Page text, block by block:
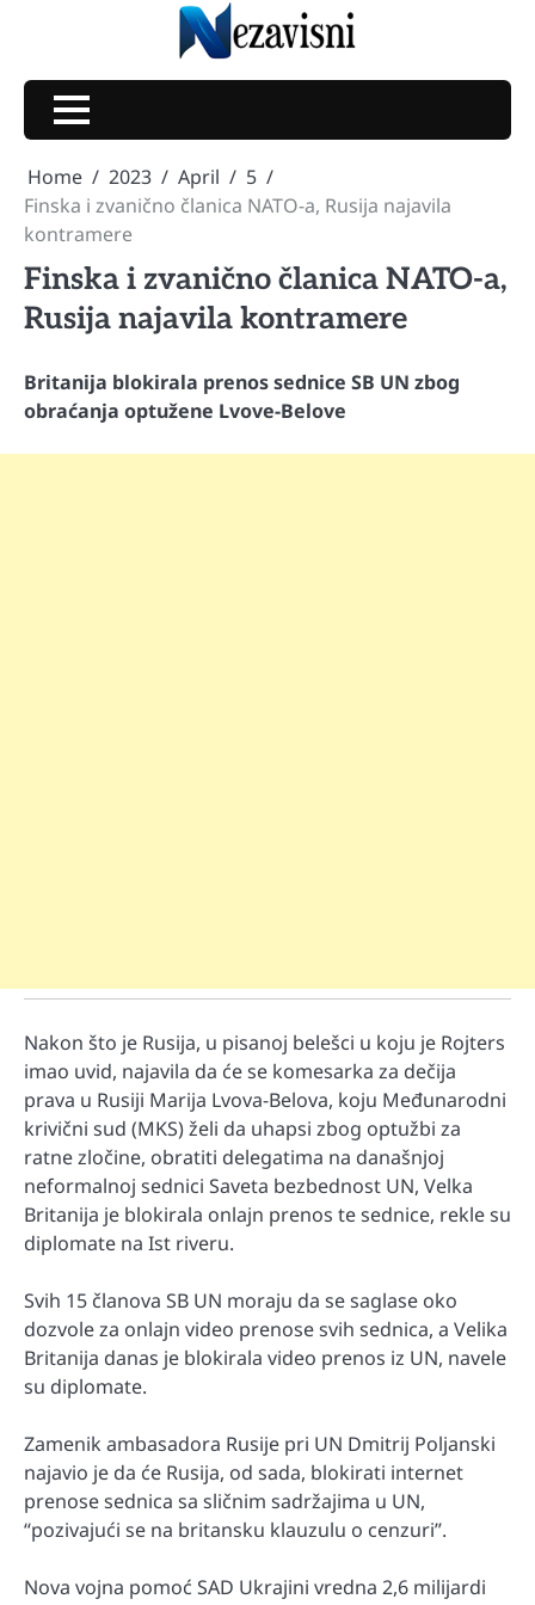
Home 2023 April
5
Finska i zvanično članica NATO-a, Rusija najavila
kontramere
Finska i zvanično članica NATO-a,
Rusija najavila kontramere
Britanija blokirala prenos sednice SB UN zbog
obraćanja optužene Lvove-Belove
Nakon što je Rusija, u pisanoj belešci u koju je Rojters
imao uvid, najavila da će se komesarka za dečija
prava u Rusiji Marija Lvova-Belova, koju Međunarodni
krivični sud (MKS) želi da uhapsi zbog optužbi za
ratne zločine, obratiti delegatima na današnjoj
neformalnoj sednici Saveta bezbednost UN, Velka
Britanija je blokirala onlajn prenos te sednice, rekle su
diplomate na Ist riveru.
Svih 15 članova SB UN moraju da se saglase oko
dozvole za onlajn video prenose svih sednica, a Velika
Britanija danas je blokirala video prenos iz UN, navele
su diplomate.
Zamenik ambasadora Rusije pri UN Dmitrij Poljanski
najavio je da će Rusija, od sada, blokirati internet
prenose sednica sa sličnim sadržajima u UN,
“pozivajući se na britansku klauzulu o cenzuri”.
Nova vojna pomoć SAD Ukrajini vredna 2,6 milijardi